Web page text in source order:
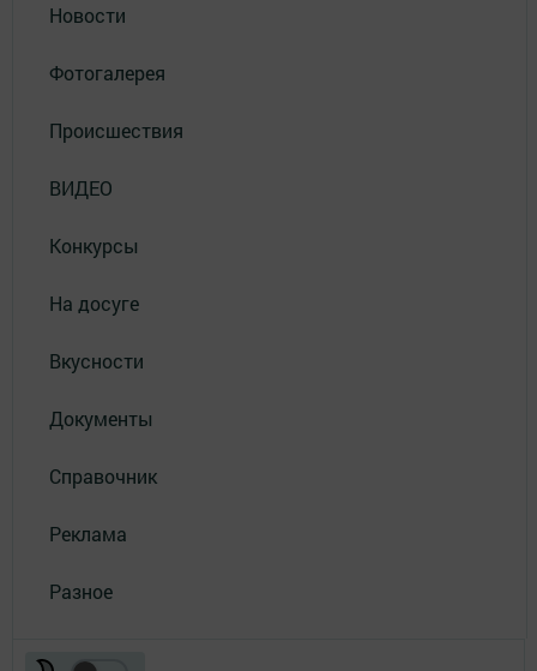
Новости
Фотогалерея
Происшествия
ВИДЕО
Конкурсы
На досуге
Вкусности
Документы
Справочник
Реклама
Разное